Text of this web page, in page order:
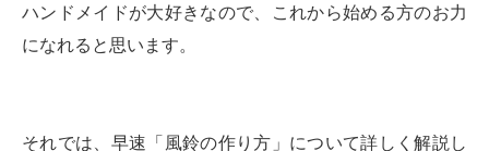
ハンドメイドが大好きなので、これから始める方のお力
になれると思います。
それでは、早速「風鈴の作り方」について詳しく解説し